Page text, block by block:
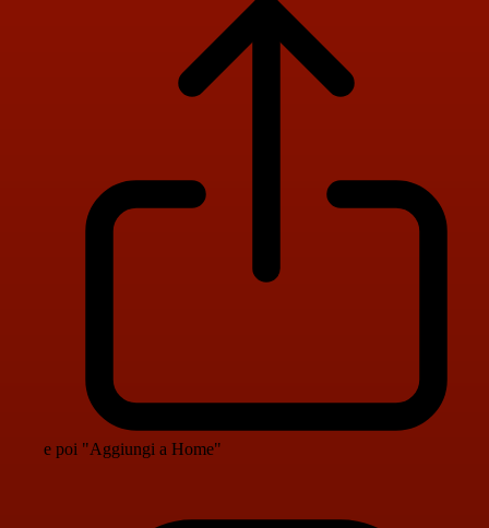
e poi "Aggiungi a Home"